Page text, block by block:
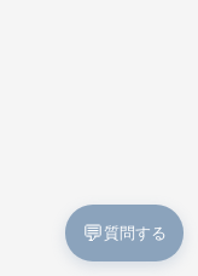
💬質問する